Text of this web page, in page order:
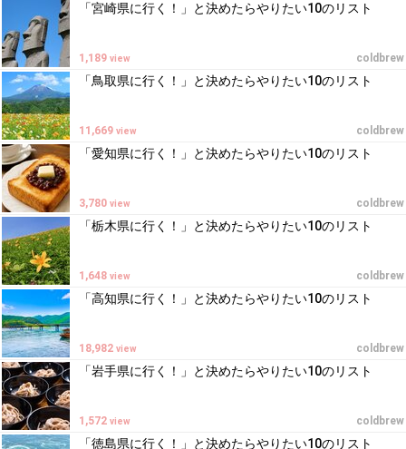
「宮崎県に行く！」と決めたらやりたい10のリスト
coldbrew
1,189 view
「鳥取県に行く！」と決めたらやりたい10のリスト
coldbrew
11,669 view
「愛知県に行く！」と決めたらやりたい10のリスト
coldbrew
3,780 view
「栃木県に行く！」と決めたらやりたい10のリスト
coldbrew
1,648 view
「高知県に行く！」と決めたらやりたい10のリスト
coldbrew
18,982 view
「岩手県に行く！」と決めたらやりたい10のリスト
coldbrew
1,572 view
「徳島県に行く！」と決めたらやりたい10のリスト